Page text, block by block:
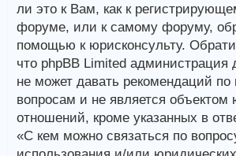
ли это к Вам, как к
форуме, или к самому форуму,
помощью к юрисконсульту.
что phpBB Limited администрация
не может давать рекомендаций
вопросам и не является объектом
отношений, кроме указанных в
«С кем можно связаться по